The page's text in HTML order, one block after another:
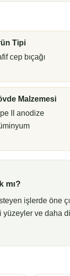
Tipi
cep bıçağı
Malzemesi
II anodize
mı?
işlerde öne
yüzeyler ve